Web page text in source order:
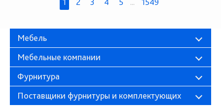
Мебель
Мебельные компании
Фурнитура
Поставщики фурнитуры и комплектующих